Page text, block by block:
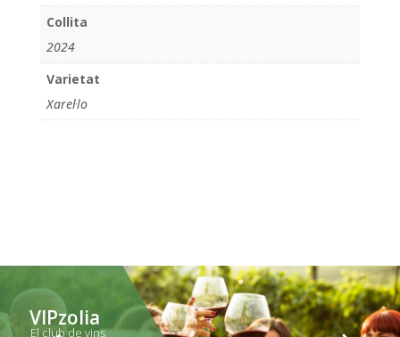
Collita
2024
Varietat
Xarel·lo
VIPzolia
El club de vins